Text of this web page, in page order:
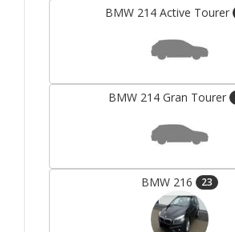
BMW 214 Active Tourer
BMW 214 Gran Tourer
BMW 216 23